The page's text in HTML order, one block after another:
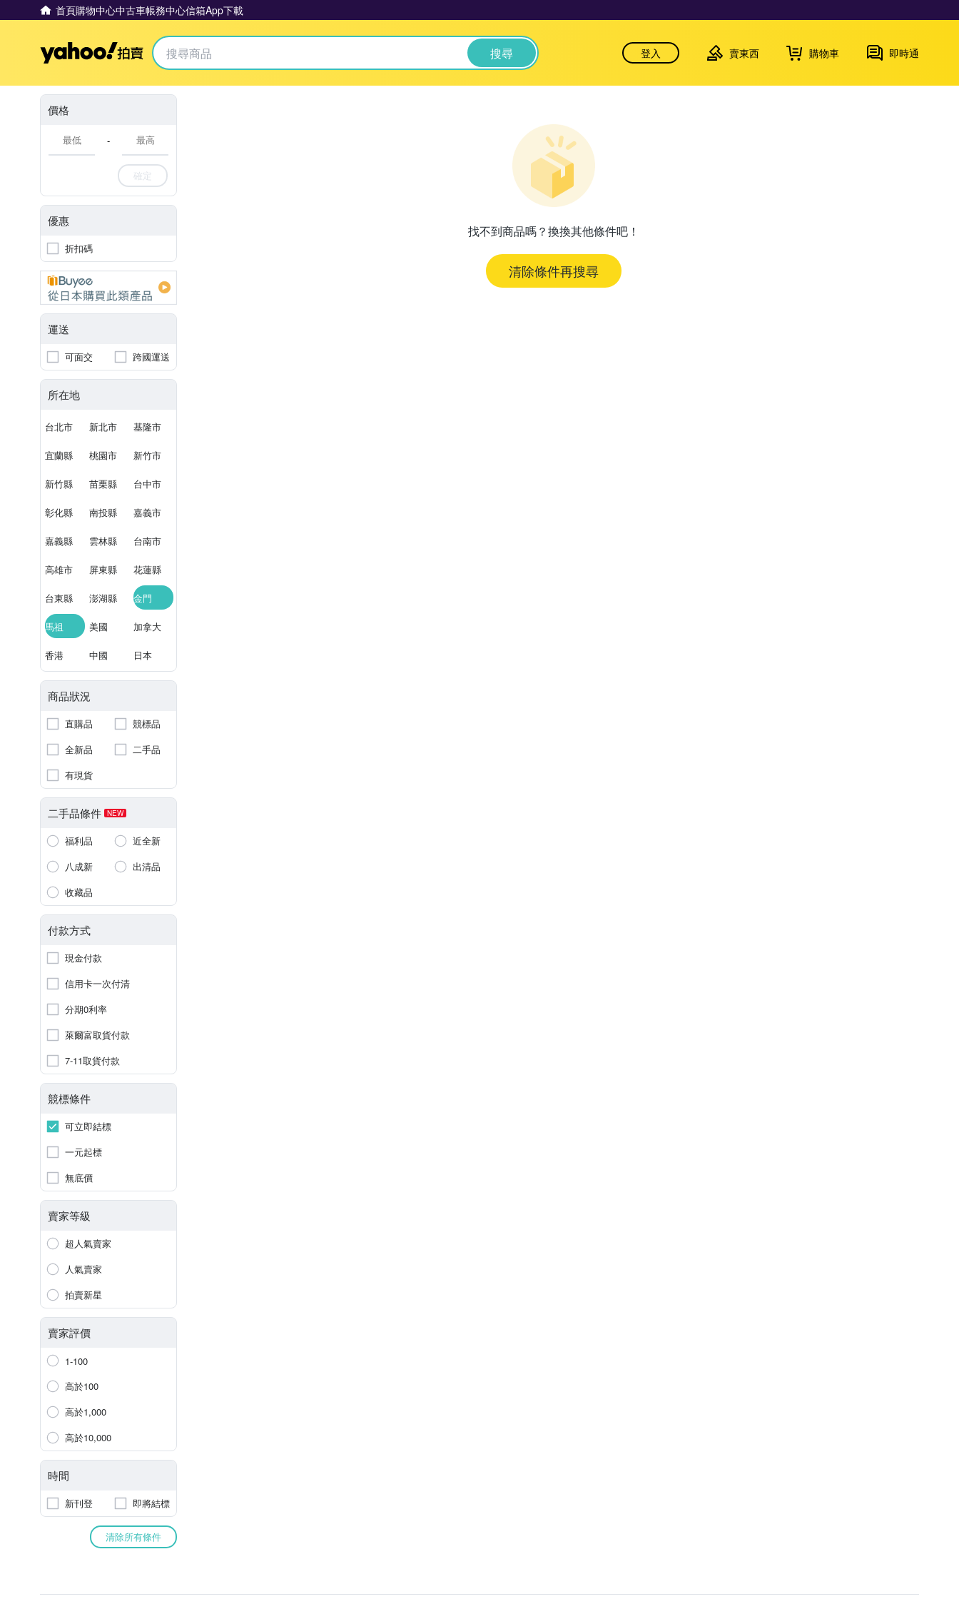
首頁購物中心中古車帳務中心信箱App下載
Yahoo拍賣 搜尋 登入 賣東西 購物車 即時通
價格
-
確定
優惠
折扣碼
運送
可面交 跨國運送
所在地
台北市 新北市 基隆市
宜蘭縣 桃園市 新竹市
新竹縣 苗栗縣 台中市
彰化縣 南投縣 嘉義市
嘉義縣 雲林縣 台南市
高雄市 屏東縣 花蓮縣
台東縣 澎湖縣 金門
馬祖 美國 加拿大
香港 中國 日本
商品狀況
直購品
競標品
全新品
二手品
有現貨
二手品條件 NEW
福利品
近全新
八成新
出清品
收藏品
付款方式
現金付款
信用卡一次付清
分期0利率
萊爾富取貨付款
7-11取貨付款
競標條件
可立即結標
一元起標
無底價
賣家等級
超人氣賣家
人氣賣家
拍賣新星
賣家評價
1-100
高於100
高於1,000
高於10,000
時間
新刊登 即將結標
清除所有條件
找不到商品嗎？換換其他條件吧！
清除條件再搜尋